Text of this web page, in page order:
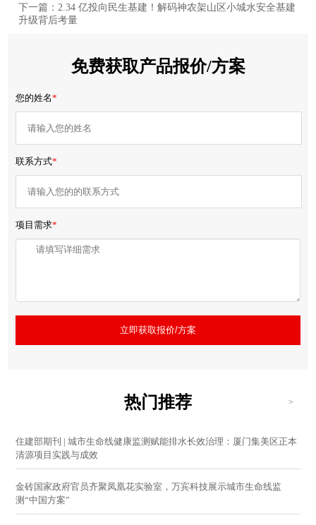
下一篇：2.34 亿投向民生基建！解码神农架山区小城水安全基建
升级背后考量
免费获取产品报价/方案
您的姓名*
联系方式*
项目需求*
立即获取报价/方案
热门推荐 >
住建部期刊 | 城市生命线健康监测赋能排水长效治理：厦门集美区正本
清源项目实践与成效
金砖国家政府官员齐聚凤凰花实验室，万宾科技展示城市生命线监
测“中国方案”